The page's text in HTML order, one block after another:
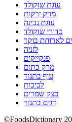
עוגת שוקולד
מרק ירקות
עוגת גבינה
כדורי שוקולד
לארוחת בוקר
לזניה
פנקייקים
מרק כתום
עוף בתנור
לביבות
בצק שמרים
דגים בתנור